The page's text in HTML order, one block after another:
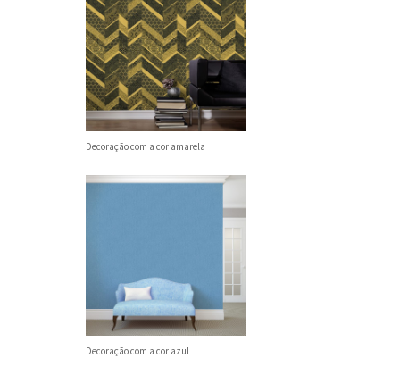
Decoração com a cor amarela
Decoração com a cor azul